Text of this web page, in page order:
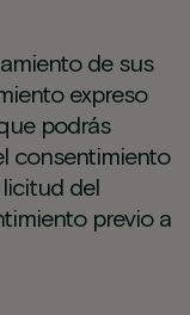
de sus
expreso
podrás
consentimiento
del
previo a